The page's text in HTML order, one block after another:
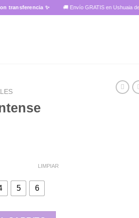
✨ 🚚 Envío GRATIS en Ushuaia desde
5 6
LIMPIAR
21💋 cantidad